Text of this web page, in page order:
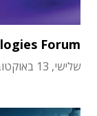
Forum
שלישי, 13 באוקטובר 2026